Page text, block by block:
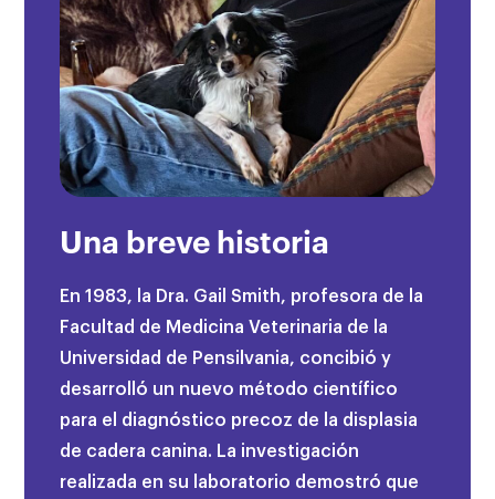
Una breve historia
En 1983, la Dra. Gail Smith, profesora de la
Facultad de Medicina Veterinaria de la
Universidad de Pensilvania, concibió y
desarrolló un nuevo método científico
para el diagnóstico precoz de la displasia
de cadera canina. La investigación
realizada en su laboratorio demostró que